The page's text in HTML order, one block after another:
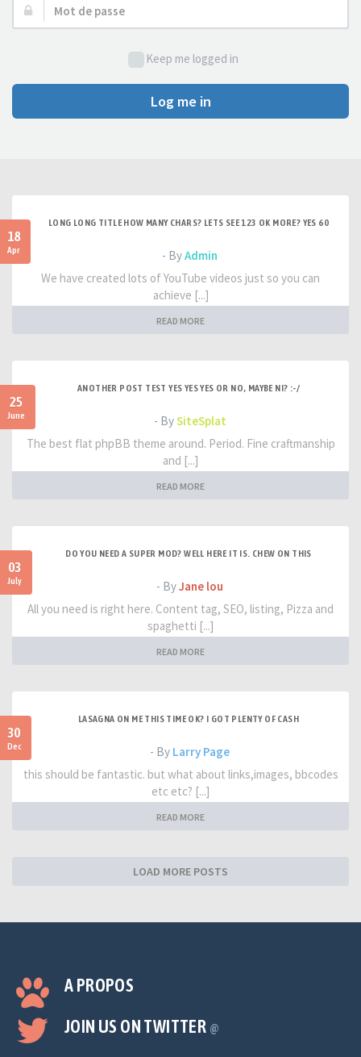
Mot
de
Keep me logged in
Log me in
18
Apr
LONG LONG TITLE HOW MANY CHARS? LETS SEE 123 OK MORE? YES 60
- ByAdmin
We have created lots of YouTube videos just so you can
achieve [...]
READ MORE
25
June
ANOTHER POST TEST YES YES YES OR NO, MAYBE NI? :-/
- BySiteSplat
The best flat phpBB theme around. Period. Fine craftmanship
and [...]
READ MORE
03
July
DO YOU NEED A SUPER MOD? WELL HERE IT IS. CHEW ON THIS
- ByJane lou
All you need is right here. Content tag, SEO, listing, Pizza and
spaghetti [...]
READ MORE
30
Dec
LASAGNA ON ME THIS TIME OK? I GOT PLENTY OF CASH
- By Larry Page
this should be fantastic. but what about links,images, bbcodes
etc etc? [...]
READ MORE
LOAD MORE POSTS
A PROPOS
JOIN US ON TWITTER @